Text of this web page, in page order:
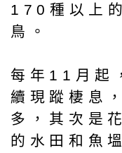
170種以上
鳥。
每年11月起
續現蹤棲息
多，其次是
的水田和魚